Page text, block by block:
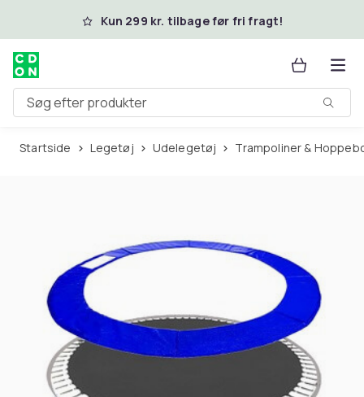
Spring til hovedindhold
Kun 299 kr. tilbage før fri fragt!
Søg efter produkter
Startside Legetøj Udelegetøj Trampoliner &